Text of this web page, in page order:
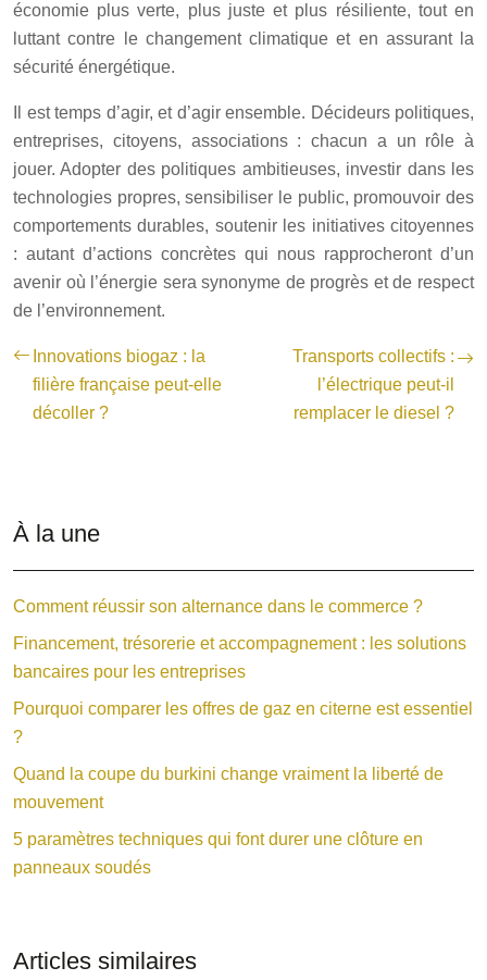
économie plus verte, plus juste et plus résiliente, tout en
luttant contre le changement climatique et en assurant la
sécurité énergétique.
Il est temps d’agir, et d’agir ensemble. Décideurs politiques,
entreprises, citoyens, associations : chacun a un rôle à
jouer. Adopter des politiques ambitieuses, investir dans les
technologies propres, sensibiliser le public, promouvoir des
comportements durables, soutenir les initiatives citoyennes
: autant d’actions concrètes qui nous rapprocheront d’un
avenir où l’énergie sera synonyme de progrès et de respect
de l’environnement.
Innovations biogaz : la
filière française peut-elle
décoller ?
Transports collectifs :
l’électrique peut-il
remplacer le diesel ?
À la une
Comment réussir son alternance dans le commerce ?
Financement, trésorerie et accompagnement : les solutions
bancaires pour les entreprises
Pourquoi comparer les offres de gaz en citerne est essentiel
?
Quand la coupe du burkini change vraiment la liberté de
mouvement
5 paramètres techniques qui font durer une clôture en
panneaux soudés
Articles similaires